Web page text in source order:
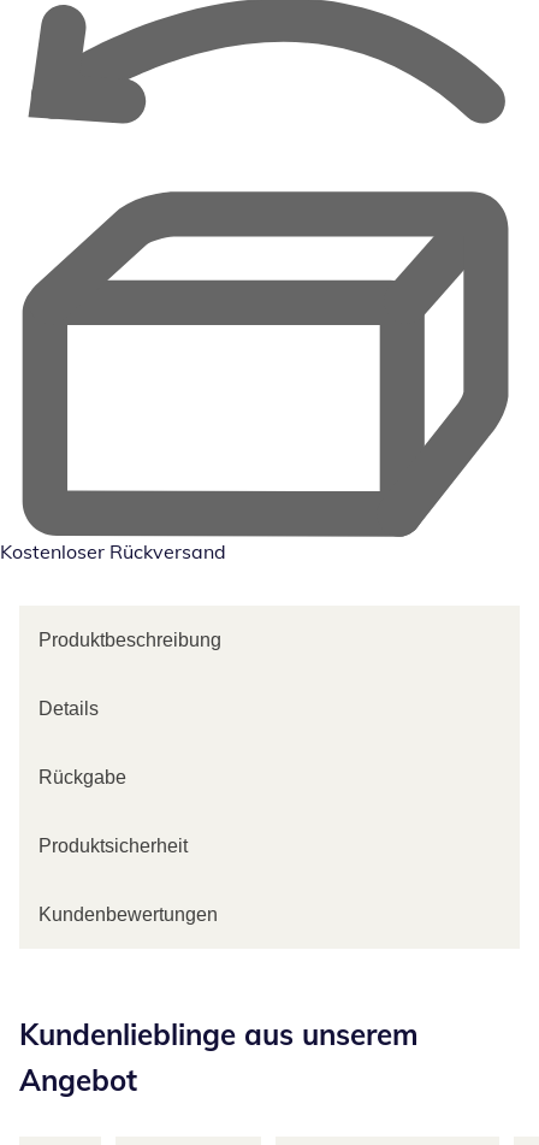
Kostenloser Rückversand
Produktbeschreibung
Details
Rückgabe
Produktsicherheit
Kundenbewertungen
Kundenlieblinge aus unserem
Angebot